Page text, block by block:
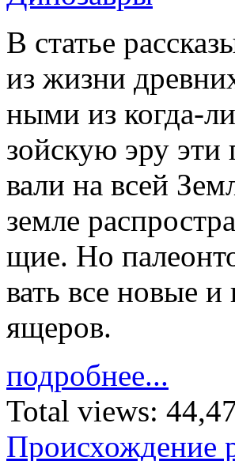
В ста­тье
из жиз­ни
ны­ми из ко­гда-
зой­скую эру эти
ва­ли на всей
зем­ле
щие. Но
вать все но­вые
яще­ров.
подробнее...
Total views:
Происхождение